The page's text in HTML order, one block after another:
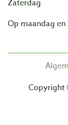
Zaterdag
Op maandag
Copyright